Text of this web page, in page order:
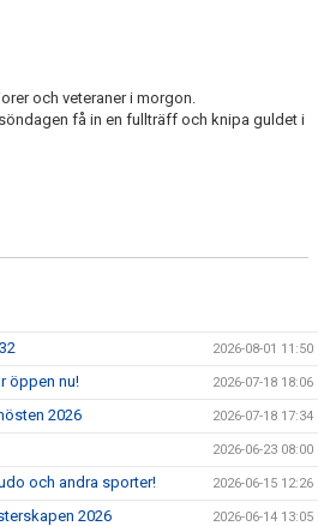
och veteraner i morgon.
få in en fullträff och knipa guldet i
2026-08-01 11:50
öppen nu! 2026-07-18 18:06
2026 2026-07-18 17:34
2026-06-23 08:00
och andra sporter! 2026-06-15 12:26
2026 2026-06-14 13:05